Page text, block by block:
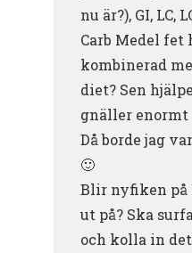
nu är?), GI, LC,
Carb Medel fet
kombinerad
diet? Sen
gnäller
Då borde jag
🙂
Blir nyfiken på
ut på? Ska
och kolla in